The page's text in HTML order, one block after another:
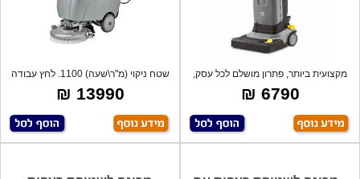
מקצועית ביותר, פתרון מושלם לכל עסק,
וילו
6790 ₪
שטח ניקוי (מ"ר\שעה) 1100. לחץ עבודה
35 g
13990 ₪